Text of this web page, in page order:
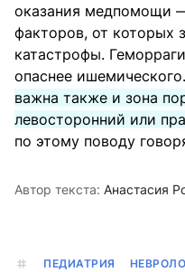
оказания медпомощи
факторов, от которых
катастрофы.
опаснее ишемического.
важна также и зона
левосторонний или
по этому поводу
Автор текста: Анастасия
ПЕДИАТРИЯ